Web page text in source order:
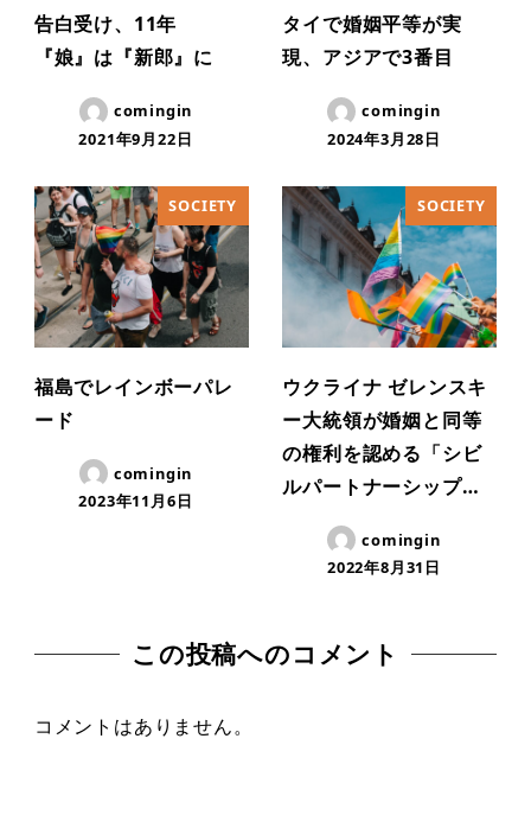
告白受け、11年
『娘』は『新郎』に
comingin
2021年9月22日
タイで婚姻平等が実
現、アジアで3番目
comingin
2024年3月28日
SOCIETY
福島でレインボーパレ
ード
comingin
2023年11月6日
SOCIETY
ウクライナ ゼレンスキ
ー大統領が婚姻と同等
の権利を認める「シビ
ルパートナーシップ…
comingin
2022年8月31日
この投稿へのコメント
コメントはありません。